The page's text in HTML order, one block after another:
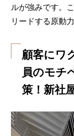
ルが強みです。
リードする原動
顧客にワ
員のモチ
策！新社